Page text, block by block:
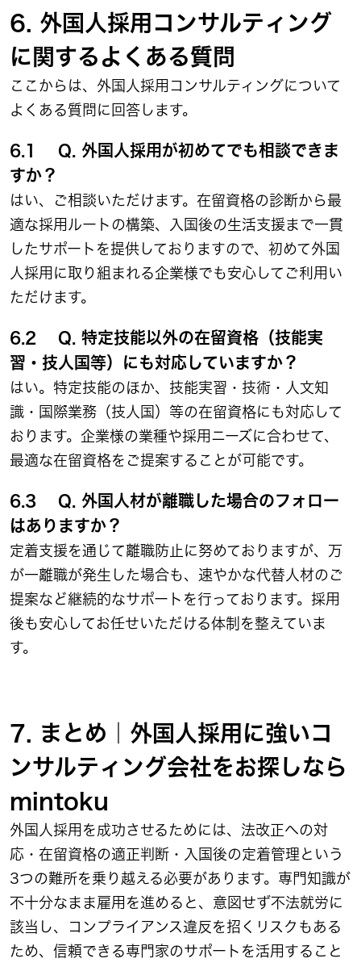
6. 外国人採用コンサルティング
に関するよくある質問
ここからは、外国人採用コンサルティングについて
よくある質問に回答します。
6.1 Q. 外国人採用が初めてでも相談できま
すか？
はい、ご相談いただけます。在留資格の診断から最
適な採用ルートの構築、入国後の生活支援まで一貫
したサポートを提供しておりますので、初めて外国
人採用に取り組まれる企業様でも安心してご利用い
ただけます。
6.2 Q. 特定技能以外の在留資格（技能実
習・技人国等）にも対応していますか？
はい。特定技能のほか、技能実習・技術・人文知
識・国際業務（技人国）等の在留資格にも対応して
おります。企業様の業種や採用ニーズに合わせて、
最適な在留資格をご提案することが可能です。
6.3 Q. 外国人材が離職した場合のフォロー
はありますか？
定着支援を通じて離職防止に努めておりますが、万
が一離職が発生した場合も、速やかな代替人材のご
提案など継続的なサポートを行っております。採用
後も安心してお任せいただける体制を整えていま
す。
7. まとめ｜外国人採用に強いコ
ンサルティング会社をお探しなら
mintoku
外国人採用を成功させるためには、法改正への対
応・在留資格の適正判断・入国後の定着管理という
3つの難所を乗り越える必要があります。専門知識が
不十分なまま雇用を進めると、意図せず不法就労に
該当し、コンプライアンス違反を招くリスクもある
ため、信頼できる専門家のサポートを活用すること